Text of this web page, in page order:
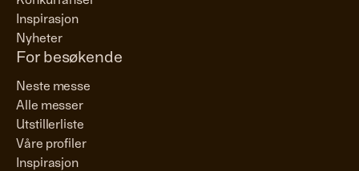
Inspirasjon
Nyheter
For besøkende
Neste messe
Alle messer
Utstillerliste
Våre profiler
Inspirasjon